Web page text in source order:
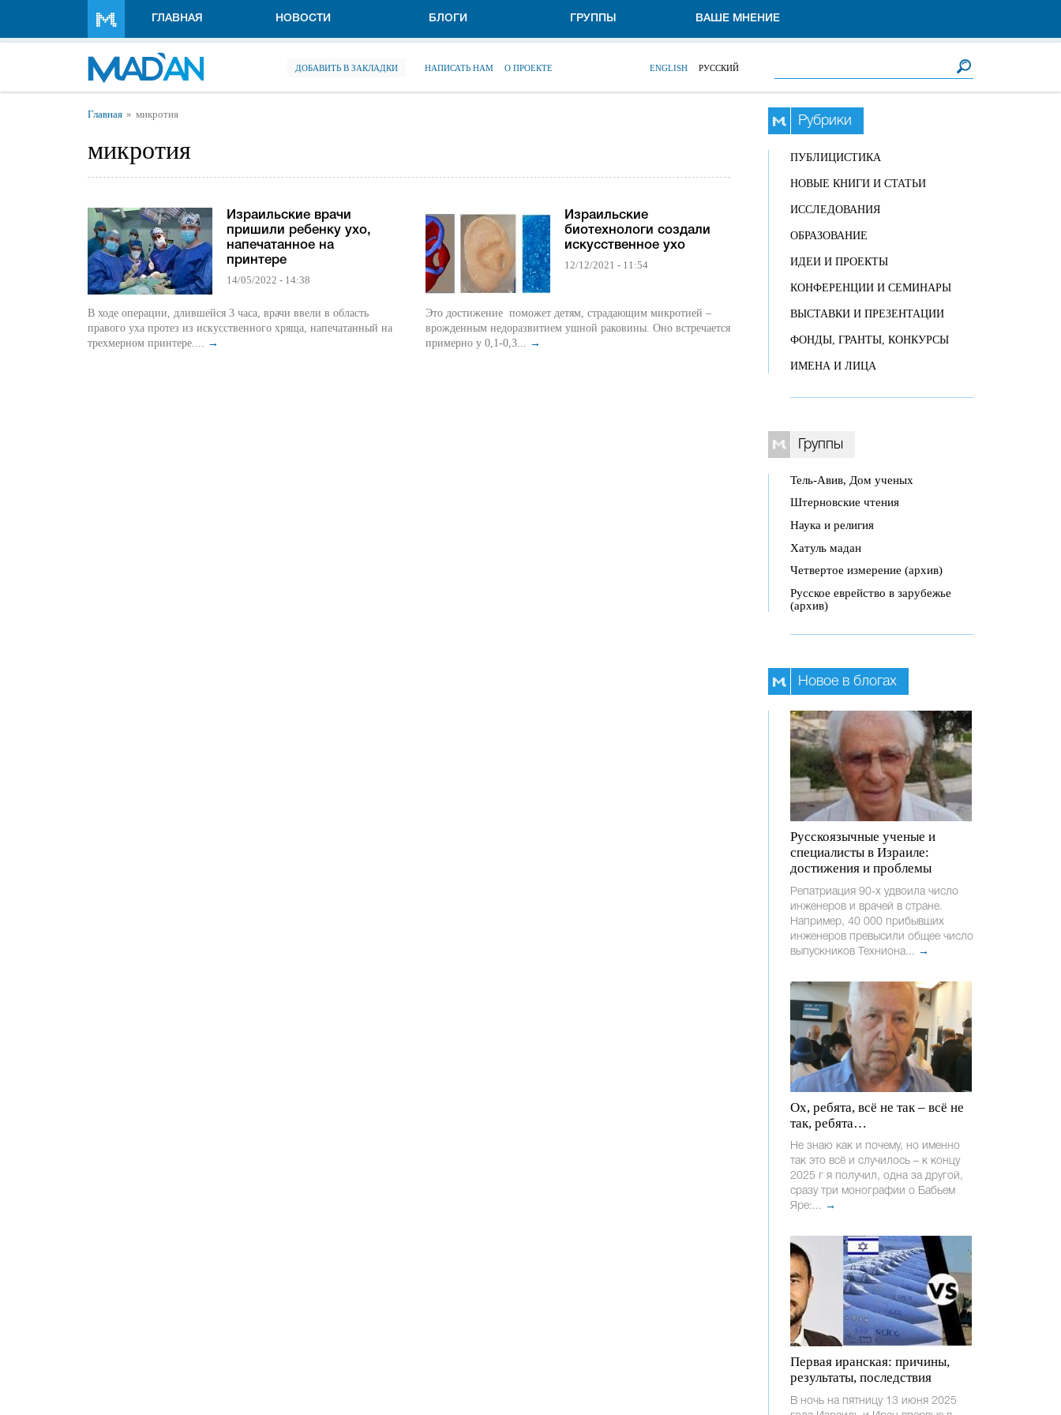
ГЛАВНАЯ НОВОСТИ БЛОГИ ГРУППЫ ВАШЕ МНЕНИЕ
ДОБАВИТЬ В ЗАКЛАДКИ НАПИСАТЬ НАМ О ПРОЕКТЕ ENGLISH РУССКИЙ
Вы здесь
Главная микротия
микротия
Израильские врачи
пришили ребенку ухо,
напечатанное на
принтере
14/05/2022 - 14:38
В ходе операции, длившейся 3 часа, врачи ввели в область
правого уха протез из искусственного хряща, напечатанный на
трехмерном принтере.... →
Израильские
биотехнологи создали
искусственное ухо
12/12/2021 - 11:54
Это достижение поможет детям, страдающим микротией –
врожденным недоразвитием ушной раковины. Оно встречается
примерно у 0,1-0,3... →
Рубрики
ПУБЛИЦИСТИКА
НОВЫЕ КНИГИ И СТАТЬИ
ИССЛЕДОВАНИЯ
ОБРАЗОВАНИЕ
ИДЕИ И ПРОЕКТЫ
КОНФЕРЕНЦИИ И СЕМИНАРЫ
ВЫСТАВКИ И ПРЕЗЕНТАЦИИ
ФОНДЫ, ГРАНТЫ, КОНКУРСЫ
ИМЕНА И ЛИЦА
Группы
Тель-Авив, Дом ученых
Штерновские чтения
Наука и религия
Хатуль мадан
Четвертое измерение (архив)
Русское еврейство в зарубежье
(архив)
Новое в блогах
Русскоязычные ученые и
специалисты в Израиле:
достижения и проблемы
Репатриация 90-х удвоила число
инженеров и врачей в стране.
Например, 40 000 прибывших
инженеров превысили общее число
выпускников Техниона... →
Ох, ребята, всё не так – всё не
так, ребята…
Не знаю как и почему, но именно
так это всё и случилось – к концу
2025 г я получил, одна за другой,
сразу три монографии о Бабьем
Яре:... →
Первая иранская: причины,
результаты, последствия
В ночь на пятницу 13 июня 2025